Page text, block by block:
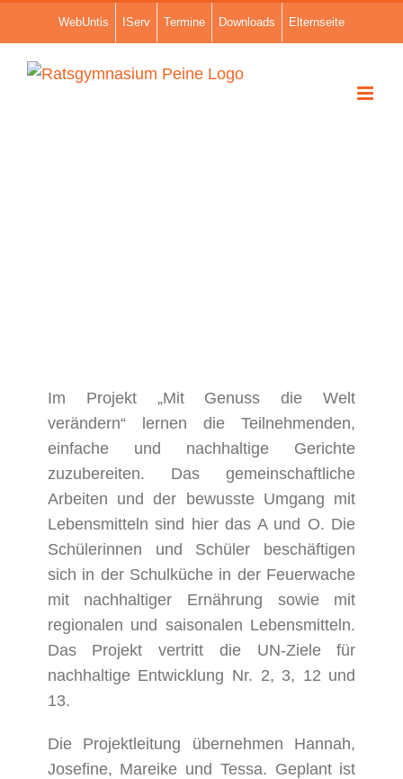
springen
WebUntis IServ Termine Downloads Elternseite
Im Projekt „Mit Genuss die Welt
verändern“ lernen die Teilnehmenden,
einfache und nachhaltige Gerichte
zuzubereiten. Das gemeinschaftliche
Arbeiten und der bewusste Umgang mit
Lebensmitteln sind hier das A und O. Die
Schülerinnen und Schüler beschäftigen
sich in der Schulküche in der Feuerwache
mit nachhaltiger Ernährung sowie mit
regionalen und saisonalen Lebensmitteln.
Das Projekt vertritt die UN-Ziele für
nachhaltige Entwicklung Nr. 2, 3, 12 und
13.
Die Projektleitung übernehmen Hannah,
Josefine, Mareike und Tessa. Geplant ist